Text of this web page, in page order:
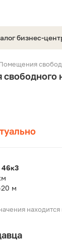
бизнес-
46к3
м